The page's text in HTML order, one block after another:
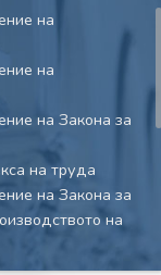
на
на
на Закона за
на труда
на Закона за
на
на